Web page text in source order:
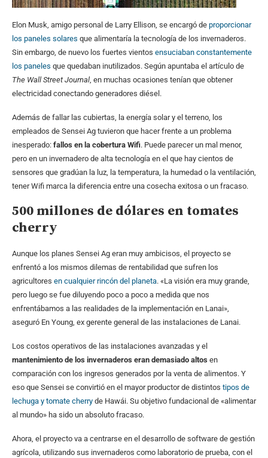
Elon Musk, amigo personal de Larry Ellison, se encargó de proporcionar
los paneles solares que alimentaría la tecnología de los invernaderos.
Sin embargo, de nuevo los fuertes vientos ensuciaban constantemente
los paneles que quedaban inutilizados. Según apuntaba el artículo de
The Wall Street Journal, en muchas ocasiones tenían que obtener
electricidad conectando generadores diésel.
Además de fallar las cubiertas, la energía solar y el terreno, los
empleados de Sensei Ag tuvieron que hacer frente a un problema
inesperado: fallos en la cobertura Wifi. Puede parecer un mal menor,
pero en un invernadero de alta tecnología en el que hay cientos de
sensores que gradúan la luz, la temperatura, la humedad o la ventilación,
tener Wifi marca la diferencia entre una cosecha exitosa o un fracaso.
500 millones de dólares en tomates
cherry
Aunque los planes Sensei Ag eran muy ambicisos, el proyecto se
enfrentó a los mismos dilemas de rentabilidad que sufren los
agricultores en cualquier rincón del planeta. «La visión era muy grande,
pero luego se fue diluyendo poco a poco a medida que nos
enfrentábamos a las realidades de la implementación en Lanai»,
aseguró En Young, ex gerente general de las instalaciones de Lanai.
Los costos operativos de las instalaciones avanzadas y el
mantenimiento de los invernaderos eran demasiado altos en
comparación con los ingresos generados por la venta de alimentos. Y
eso que Sensei se convirtió en el mayor productor de distintos tipos de
lechuga y tomate cherry de Hawái. Su objetivo fundacional de «alimentar
al mundo» ha sido un absoluto fracaso.
Ahora, el proyecto va a centrarse en el desarrollo de software de gestión
agrícola, utilizando sus invernaderos como laboratorio de prueba, con el